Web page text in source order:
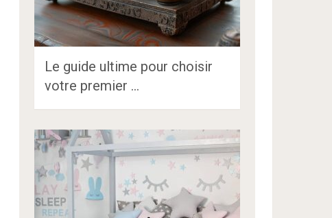
Le guide ultime pour choisir
votre premier …